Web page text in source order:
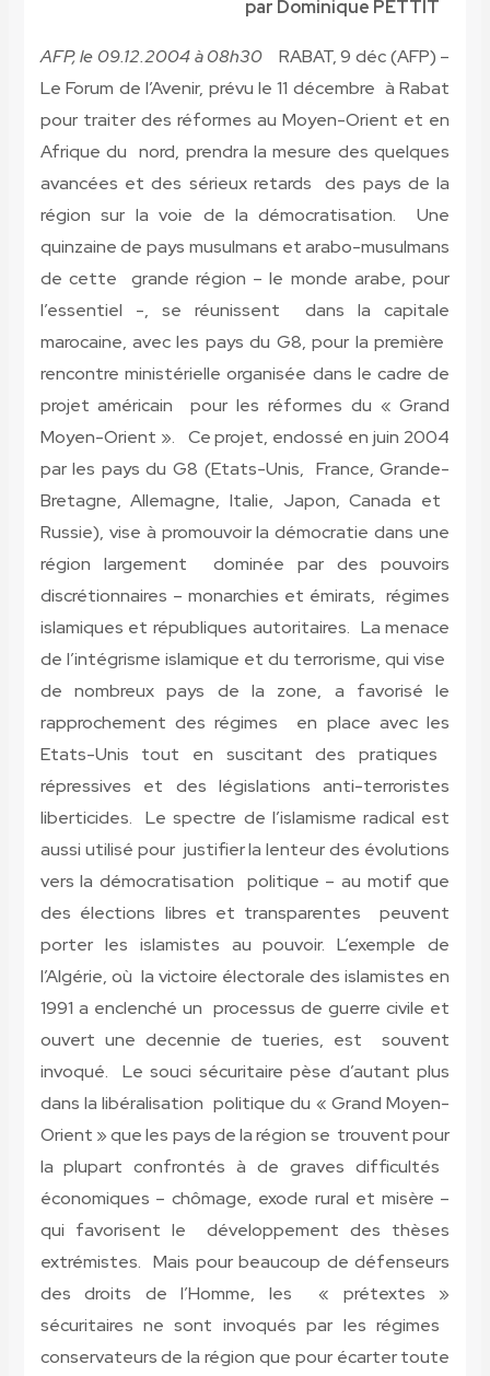
AFP, le 09.12.2004 à 08h30 RABAT, 9 déc (AFP) –
Le Forum de l’Avenir, prévu le 11 décembre à Rabat
pour traiter des réformes au Moyen-Orient et en
Afrique du nord, prendra la mesure des quelques
avancées et des sérieux retards des pays de la
région sur la voie de la démocratisation. Une
quinzaine de pays musulmans et arabo-musulmans
de cette grande région – le monde arabe, pour
l’essentiel -, se réunissent dans la capitale
marocaine, avec les pays du G8, pour la première
rencontre ministérielle organisée dans le cadre de
projet américain pour les réformes du « Grand
Moyen-Orient ». Ce projet, endossé en juin 2004
par les pays du G8 (Etats-Unis, France, Grande-
Bretagne, Allemagne, Italie, Japon, Canada et
Russie), vise à promouvoir la démocratie dans une
région largement dominée par des pouvoirs
discrétionnaires – monarchies et émirats, régimes
islamiques et républiques autoritaires. La menace
de l’intégrisme islamique et du terrorisme, qui vise
de nombreux pays de la zone, a favorisé le
rapprochement des régimes en place avec les
Etats-Unis tout en suscitant des pratiques
répressives et des législations anti-terroristes
liberticides. Le spectre de l’islamisme radical est
aussi utilisé pour justifier la lenteur des évolutions
vers la démocratisation politique – au motif que
des élections libres et transparentes peuvent
porter les islamistes au pouvoir. L’exemple de
l’Algérie, où la victoire électorale des islamistes en
1991 a enclenché un processus de guerre civile et
ouvert une decennie de tueries, est souvent
invoqué. Le souci sécuritaire pèse d’autant plus
dans la libéralisation politique du « Grand Moyen-
Orient » que les pays de la région se trouvent pour
la plupart confrontés à de graves difficultés
économiques – chômage, exode rural et misère –
qui favorisent le développement des thèses
extrémistes. Mais pour beaucoup de défenseurs
des droits de l’Homme, les « prétextes »
sécuritaires ne sont invoqués par les régimes
conservateurs de la région que pour écarter toute